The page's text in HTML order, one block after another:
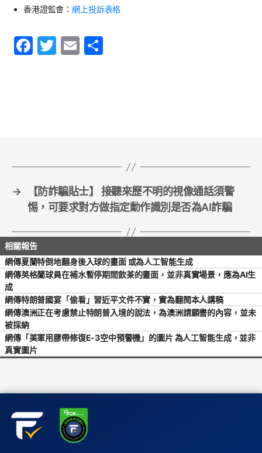
香港證監會：網上投訴表格
F
T
E
→
【防詐騙貼士】 接聽來歷不明的視像通話須警
惕，可要求對方做指定動作識別是否為AI詐騙
網傳夏蘭特倒地翻身後入球的畫面 或為人工智能生成
網傳英格蘭球員在補水暫停期間飲茶的畫面，並非真實場景，應為AI生
成
網傳特朗普國宴「偷看」習近平文件不實，實為翻閱本人講稿
網傳澳洲正在考慮禁止特朗普入境的說法，為澳洲請願書的內容，並未
被採納
網傳「美軍用膠帶修復E-3空中預警機」的圖片 為人工智能生成，並非
真實圖片